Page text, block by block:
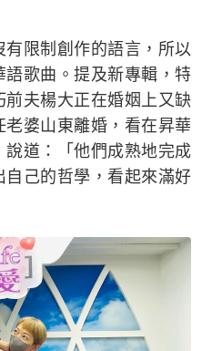
限制創作的語言，所以
歌曲。提及新專輯，特
夫楊大正在婚姻上又缺
婆山東離婚，看在昇華
道：「他們成熟地完成
己的哲學，看起來滿好